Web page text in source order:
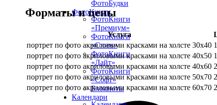
ФотоБудки
ФотоКниги
ФотоКниги
«Премиум»
ФотоКниги
«Слим»
ФотоКниги
«Лайт»
ФотоКниги
«Софт»
Блокноты
Календари
Форматы и цены
Услуга
портрет по фото акриловыми красками на холсте 30х40
портрет по фото акриловыми красками на холсте 40х50
портрет по фото акриловыми красками на холсте 40х60
портрет по фото акриловыми красками на холсте 50х70
портрет по фото акриловыми красками на холсте 60х70